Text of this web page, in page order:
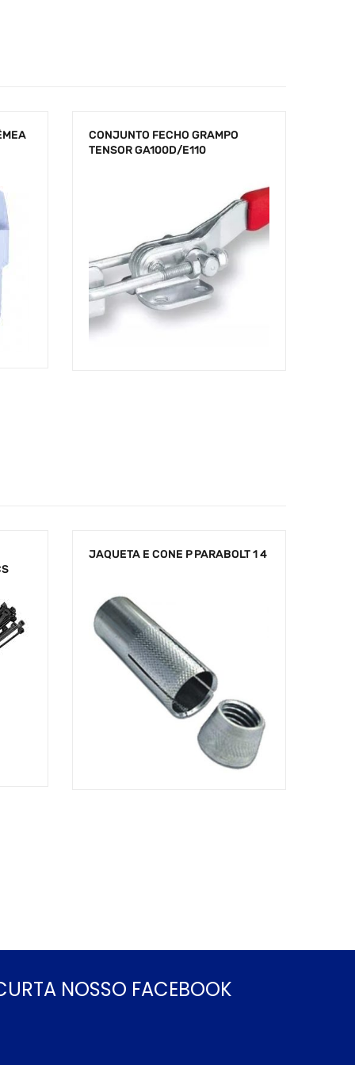
CONJUNTO FECHO GRAMPO
TENSOR GA100D/E110
JAQUETA E CONE P PARABOLT 1 4
NOSSO FACEBOOK